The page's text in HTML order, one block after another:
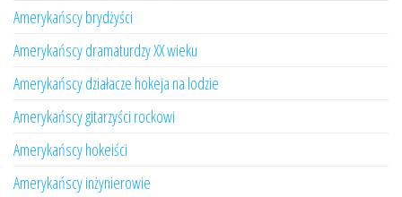
Amerykańscy brydżyści
Amerykańscy dramaturdzy XX wieku
Amerykańscy działacze hokeja na lodzie
Amerykańscy gitarzyści rockowi
Amerykańscy hokeiści
Amerykańscy inżynierowie